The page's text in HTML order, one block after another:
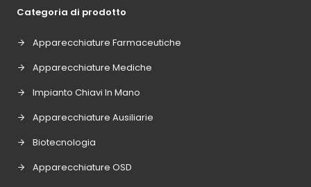
Categoria di prodotto
Apparecchiature Farmaceutiche
Apparecchiature Mediche
Impianto Chiavi In Mano
Apparecchiature Ausiliarie
Biotecnologia
Apparecchiature OSD